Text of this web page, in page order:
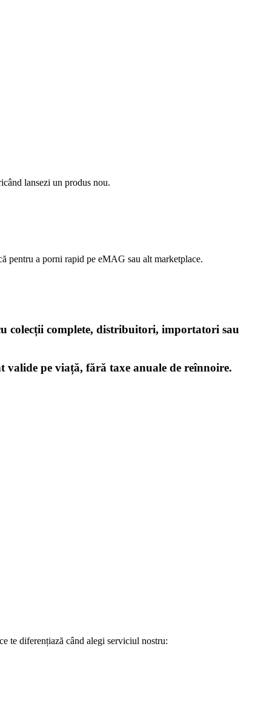
lansezi un produs nou.
pentru a porni rapid pe eMAG sau alt marketplace.
colecții complete, distribuitori, importatori sau
valide pe viață, fără taxe anuale de reînnoire.
te diferențiază când alegi serviciul nostru: